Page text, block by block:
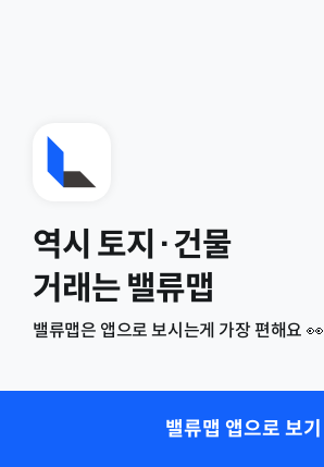
역시 토지·건물
거래는 밸류맵
밸류맵은 앱으로 보시는게 가장 편해요 👀
밸류맵 앱으로 보기